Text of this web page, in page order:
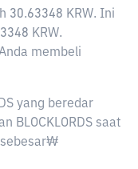
30.63348 KRW. Ini
KRW.
membeli
yang beredar
BLOCKLORDS saat